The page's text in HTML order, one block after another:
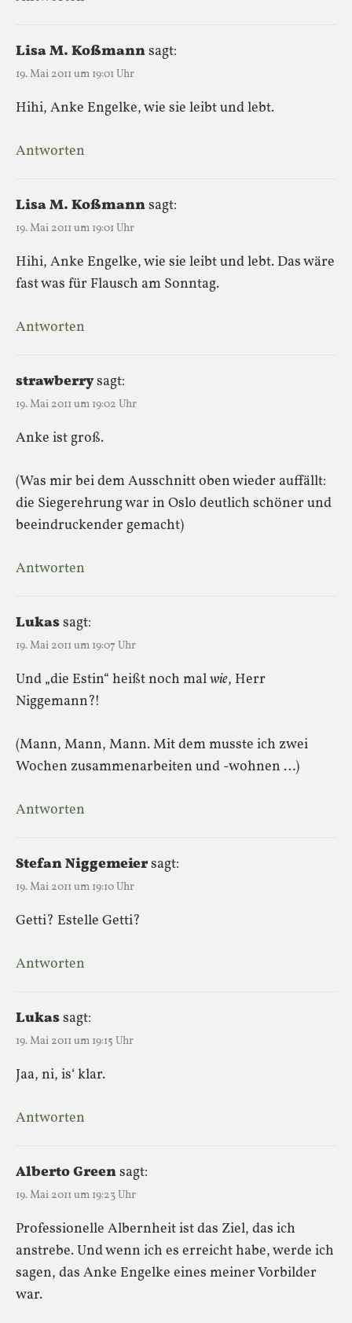
Lisa M. Koßmannsagt:
19. Mai 2011 um 19:01 Uhr
Hihi, Anke Engelke, wie sie leibt und lebt.
Antworten
Lisa M. Koßmannsagt:
19. Mai 2011 um 19:01 Uhr
Hihi, Anke Engelke, wie sie leibt und lebt. Das wäre
fast was für Flausch am Sonntag.
Antworten
strawberrysagt:
19. Mai 2011 um 19:02 Uhr
Anke ist groß.
(Was mir bei dem Ausschnitt oben wieder auffällt:
die Siegerehrung war in Oslo deutlich schöner und
beeindruckender gemacht)
Antworten
Lukassagt:
19. Mai 2011 um 19:07 Uhr
Und „die Estin“ heißt noch malwie, Herr
Niggemann?!
(Mann, Mann, Mann. Mit dem musste ich zwei
Wochen zusammenarbeiten und -wohnen …)
Antworten
Stefan Niggemeiersagt:
19. Mai 2011 um 19:10 Uhr
Getti? Estelle Getti?
Antworten
Lukassagt:
19. Mai 2011 um 19:15 Uhr
Jaa, ni, is‘ klar.
Antworten
Alberto Greensagt:
19. Mai 2011 um 19:23 Uhr
Professionelle Albernheit ist das Ziel, das ich
anstrebe. Und wenn ich es erreicht habe, werde ich
sagen, das Anke Engelke eines meiner Vorbilder
war.